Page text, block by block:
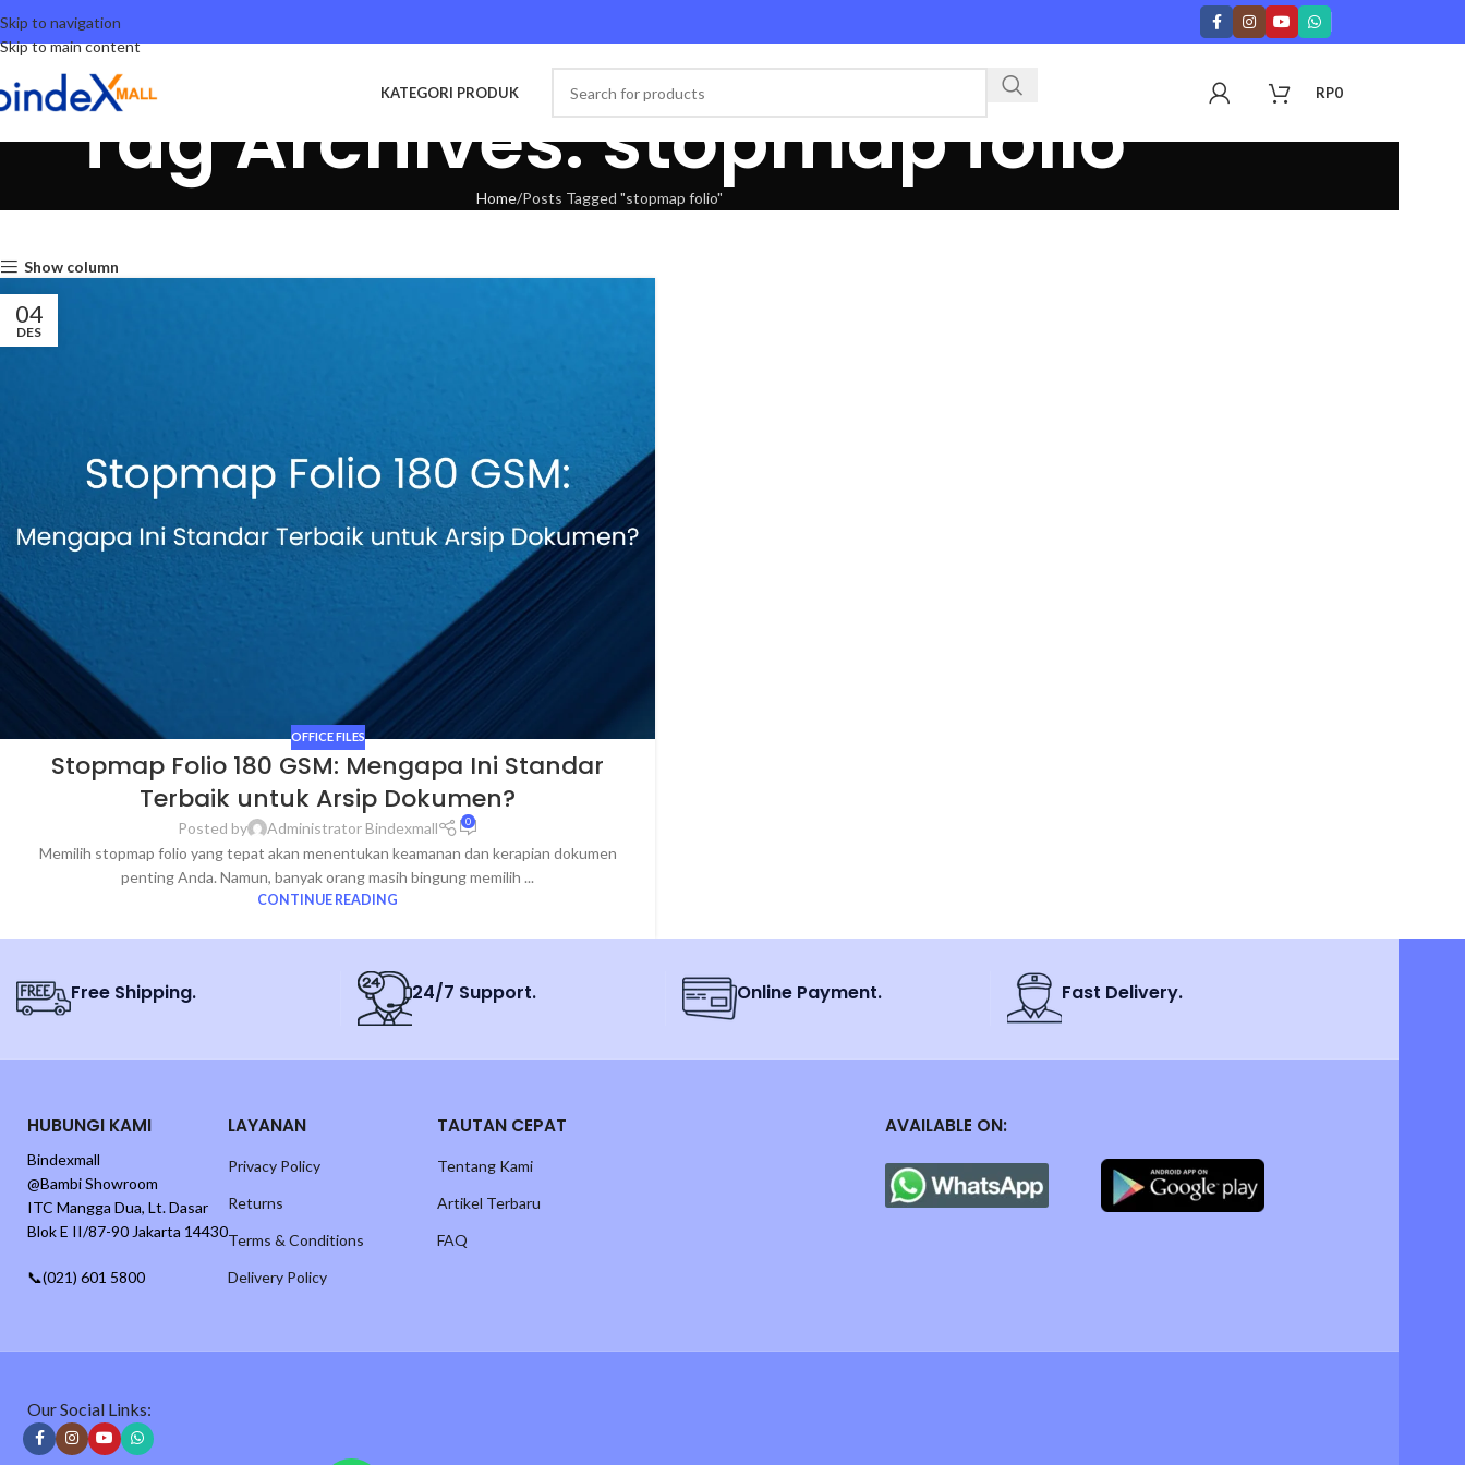
Skip to navigation
Skip to main content
KATEGORI PRODUK RP0
Tag Archives: stopmap folio
Home Posts Tagged "stopmap folio"
Show column
04
DES
OFFICE FILES
Stopmap Folio 180 GSM: Mengapa Ini Standar
Terbaik untuk Arsip Dokumen?
Posted by Administrator Bindexmall 0
Memilih stopmap folio yang tepat akan menentukan keamanan dan kerapian dokumen
penting Anda. Namun, banyak orang masih bingung memilih ...
CONTINUE READING
Free Shipping. 24/7 Support. Online Payment. Fast Delivery.
HUBUNGI KAMI
Bindexmall
@Bambi Showroom
ITC Mangga Dua, Lt. Dasar
Blok E II/87-90 Jakarta 14430
📞(021) 601 5800
LAYANAN
Privacy Policy
Returns
Terms & Conditions
Delivery Policy
TAUTAN CEPAT
Tentang Kami
Artikel Terbaru
FAQ
AVAILABLE ON:
Our Social Links: